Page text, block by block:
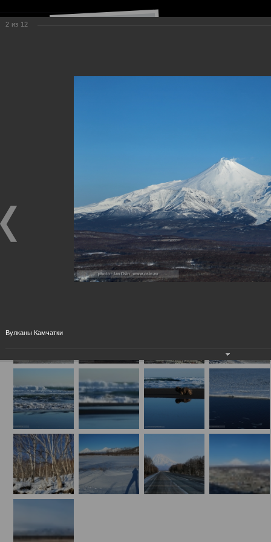
Навигация по сайту
Камчатка - 2014
2 из 12
Вулканы Камчатки